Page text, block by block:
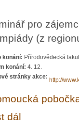
pro
(z
konání: Přírodovědecká
konání: 4. 12.
stránky akce:
http://
dál